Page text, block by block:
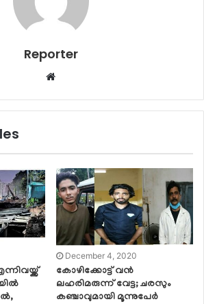
Reporter
Website
December 4, 2020
കോഴിക്കോട്ട് വൻ
ലഹരിമരുന്ന് വേട്ട; ചരസും
കഞ്ചാവുമായി മൂന്നുപേർ